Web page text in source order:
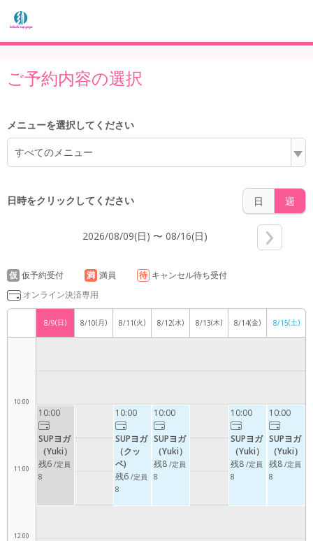
ご予約内容の選択
メニューを選択してください
すべてのメニュー
日時をクリックしてください 日 週
2026/08/09(日) 〜 08/16(日)
仮 仮予約受付 満 満員 待 キャンセル待ち受付
オンライン決済専用
8/9(日) 8/10(月) 8/11(火) 8/12(水) 8/13(木) 8/14(金) 8/15(土)
7:00
8:00
10:00
11:00
12:00
10:00
SUPヨガ
（Yuki）
残6 /定員
8
10:00
SUPヨガ
（クッ
ペ)
残6 /定員
8
10:00
SUPヨガ
（Yuki）
残8 /定員
8
10:00
SUPヨガ
（Yuki）
残8 /定員
8
10:00
SUPヨガ
（Yuki）
残8 /定員
8